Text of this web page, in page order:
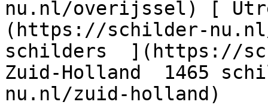
nu.nl/overijssel) [
(https://schilder-
schilders  ](https://
Zuid-Holland  1465
nu.nl/zuid-holland)